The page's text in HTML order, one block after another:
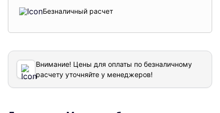
Безналичный расчет
Внимание! Цены для оплаты по безналичному
расчету уточняйте у менеджеров!